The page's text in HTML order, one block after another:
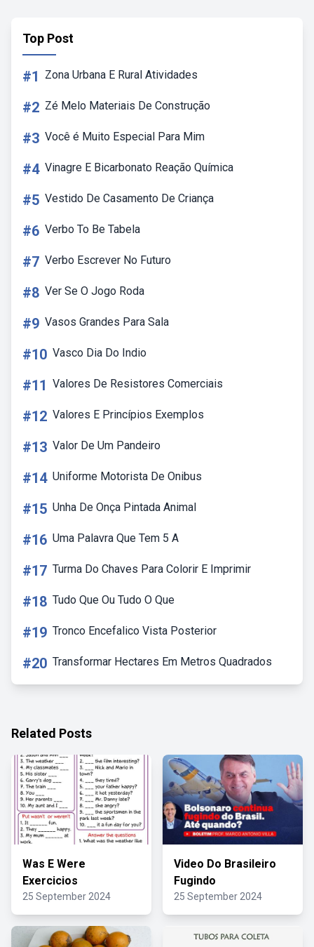
Top Post
#1 Zona Urbana E Rural Atividades
#2 Zé Melo Materiais De Construção
#3 Você é Muito Especial Para Mim
#4 Vinagre E Bicarbonato Reação Química
#5 Vestido De Casamento De Criança
#6 Verbo To Be Tabela
#7 Verbo Escrever No Futuro
#8 Ver Se O Jogo Roda
#9 Vasos Grandes Para Sala
#10 Vasco Dia Do Indio
#11 Valores De Resistores Comerciais
#12 Valores E Princípios Exemplos
#13 Valor De Um Pandeiro
#14 Uniforme Motorista De Onibus
#15 Unha De Onça Pintada Animal
#16 Uma Palavra Que Tem 5 A
#17 Turma Do Chaves Para Colorir E Imprimir
#18 Tudo Que Ou Tudo O Que
#19 Tronco Encefalico Vista Posterior
#20 Transformar Hectares Em Metros Quadrados
Related Posts
Was E Were
Exercicios
25 September 2024
Video Do Brasileiro
Fugindo
25 September 2024